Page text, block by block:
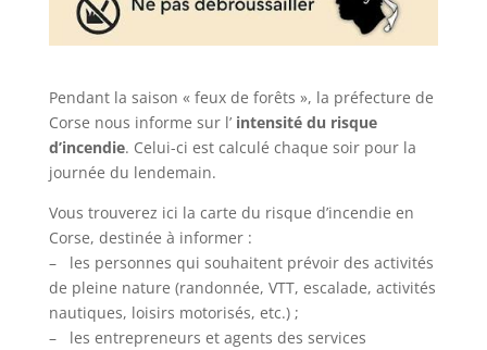
Pendant la saison « feux de forêts », la préfecture de
Corse nous informe sur l’ intensité du risque
d’incendie. Celui-ci est calculé chaque soir pour la
journée du lendemain.
Vous trouverez ici la carte du risque d’incendie en
Corse, destinée à informer :
– les personnes qui souhaitent prévoir des activités
de pleine nature (randonnée, VTT, escalade, activités
nautiques, loisirs motorisés, etc.) ;
– les entrepreneurs et agents des services